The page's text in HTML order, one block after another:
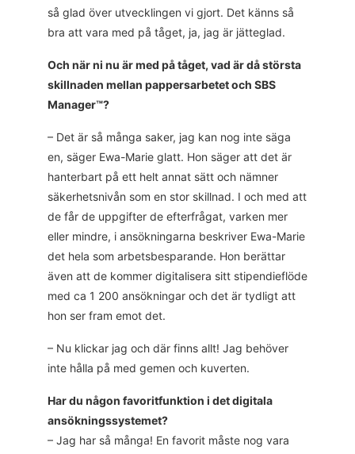
så glad över utvecklingen vi gjort. Det känns så
bra att vara med på tåget, ja, jag är jätteglad.
Och när ni nu är med på tåget, vad är då största
skillnaden mellan pappersarbetet och SBS
Manager™?
– Det är så många saker, jag kan nog inte säga
en, säger Ewa-Marie glatt. Hon säger att det är
hanterbart på ett helt annat sätt och nämner
säkerhetsnivån som en stor skillnad. I och med att
de får de uppgifter de efterfrågat, varken mer
eller mindre, i ansökningarna beskriver Ewa-Marie
det hela som arbetsbesparande. Hon berättar
även att de kommer digitalisera sitt stipendieflöde
med ca 1 200 ansökningar och det är tydligt att
hon ser fram emot det.
– Nu klickar jag och där finns allt! Jag behöver
inte hålla på med gemen och kuverten.
Har du någon favoritfunktion i det digitala
ansökningssystemet?
– Jag har så många! En favorit måste nog vara